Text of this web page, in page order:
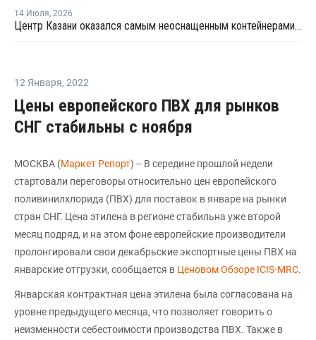
14 Июля, 2026
Центр Казани оказался самым неоснащенным контейнерами раздельного сбора отходов
12 Января, 2022
Цены европейского ПВХ для рынков
СНГ стабильны с ноября
МОСКВА (Маркет Репорт) -- В середине прошлой недели
стартовали переговоры относительно цен европейского
поливинилхлорида (ПВХ) для поставок в январе на рынки
стран СНГ. Цена этилена в регионе стабильна уже второй
месяц подряд, и на этом фоне европейские производители
пролонгировали свои декабрьские экспортные цены ПВХ на
январские отгрузки, сообщается в Ценовом Обзоре ICIS-MRC.
Январская контрактная цена этилена была согласована на
уровне предыдущего месяца, что позволяет говорить о
неизменности себестоимости производства ПВХ. Также в